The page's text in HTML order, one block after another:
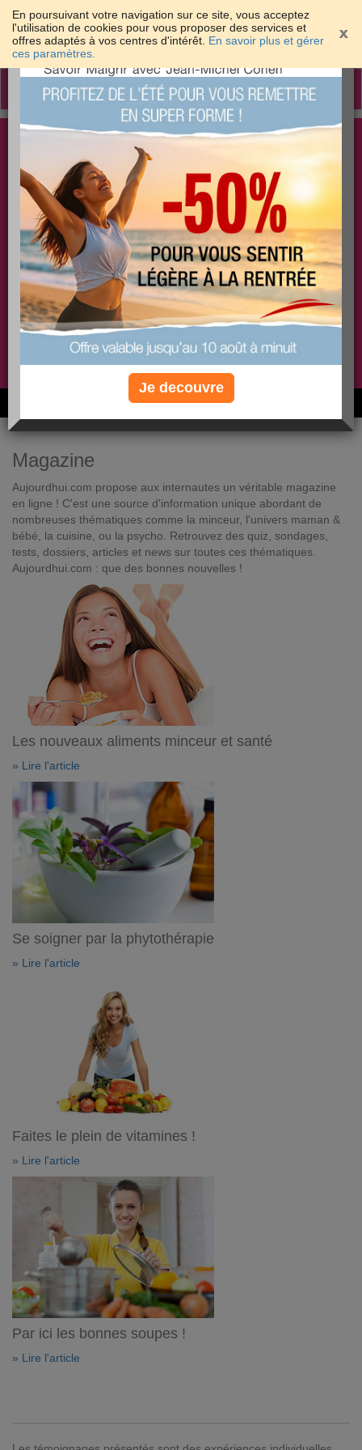
En poursuivant votre navigation sur ce site, vous acceptez
l'utilisation de cookies pour vous proposer des services et
offres adaptés à vos centres d'intérêt. En savoir plus et gérer
ces paramètres.
Toggle
Les meilleures solutions pour maigrir et être bien
dans sa peau
PLUS
EFFICACE
PLUS
SANTÉ
PLUS
COACHING
Non, je préfère le régime gratuit
6M de personnes ont maigri et réappris à manger avec nous
Magazine
Aujourdhui.com propose aux internautes un véritable magazine
en ligne ! C'est une source d'information unique abordant de
nombreuses thématiques comme la minceur, l'univers maman &
bébé, la cuisine, ou la psycho. Retrouvez des quiz, sondages,
tests, dossiers, articles et news sur toutes ces thématiques.
Aujourdhui.com : que des bonnes nouvelles !
Les nouveaux aliments minceur et santé
» Lire l'article
Se soigner par la phytothérapie
» Lire l'article
Faites le plein de vitamines !
» Lire l'article
Par ici les bonnes soupes !
» Lire l'article
×
Je decouvre